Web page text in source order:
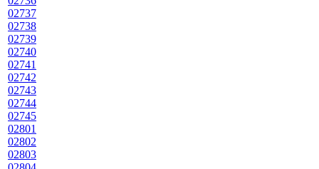
02737
02738
02739
02740
02741
02742
02743
02744
02745
02801
02802
02803